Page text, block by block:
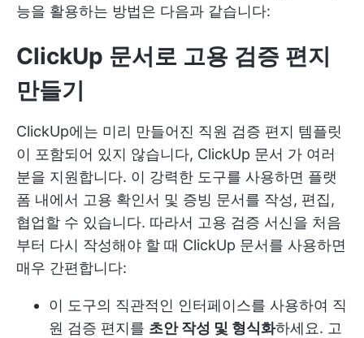
능을 활용하는 방법은 다음과 같습니다:
ClickUp 문서로 고용 검증 편지
만들기
ClickUp에는 미리 만들어진 직원 검증 편지 템플릿
이 포함되어 있지 않습니다, ClickUp 문서 가 여러
분을 지원합니다. 이 강력한 도구를 사용하면 플랫
폼 내에서 고용 확인서 및 증빙 문서를 작성, 편집,
협업할 수 있습니다. 따라서 고용 검증 서신을 처음
부터 다시 작성해야 할 때 ClickUp 문서를 사용하면
매우 간편합니다:
이 도구의 직관적인 인터페이스를 사용하여 직
원 검증 편지를 초안 작성 및 형식화하세요. 고